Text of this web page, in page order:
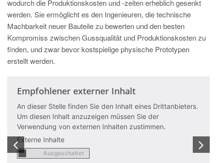
wodurch die Produktionskosten und -zeiten erheblich gesenkt
werden. Sie ermöglicht es den Ingenieuren, die technische
Machbarkeit neuer Bauteile zu bewerten und den besten
Kompromiss zwischen Gussqualität und Produktionskosten zu
finden, und zwar bevor kostspielige physische Prototypen
erstellt werden.
externer Inhalt
finden Sie den Inhalt eines Drittanbieters.
Inhalt anzuzeigen müssen Sie der
von externen Inhalten zustimmen.
An dieser
Externe